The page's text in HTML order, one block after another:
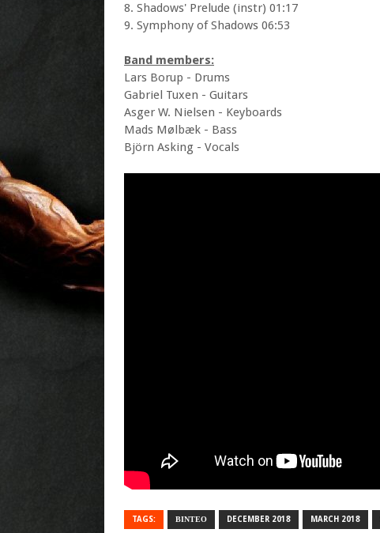
8. Shadows' Prelude (instr) 01:17
9. Symphony of Shadows 06:53
Band members:
Lars Borup - Drums
Gabriel Tuxen - Guitars
Asger W. Nielsen - Keyboards
Mads Mølbæk - Bass
Björn Asking - Vocals
TAGS: ΒΙΝΤΕΟ DECEMBER 2018 MARCH 2018